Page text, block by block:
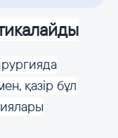
қазір бұл